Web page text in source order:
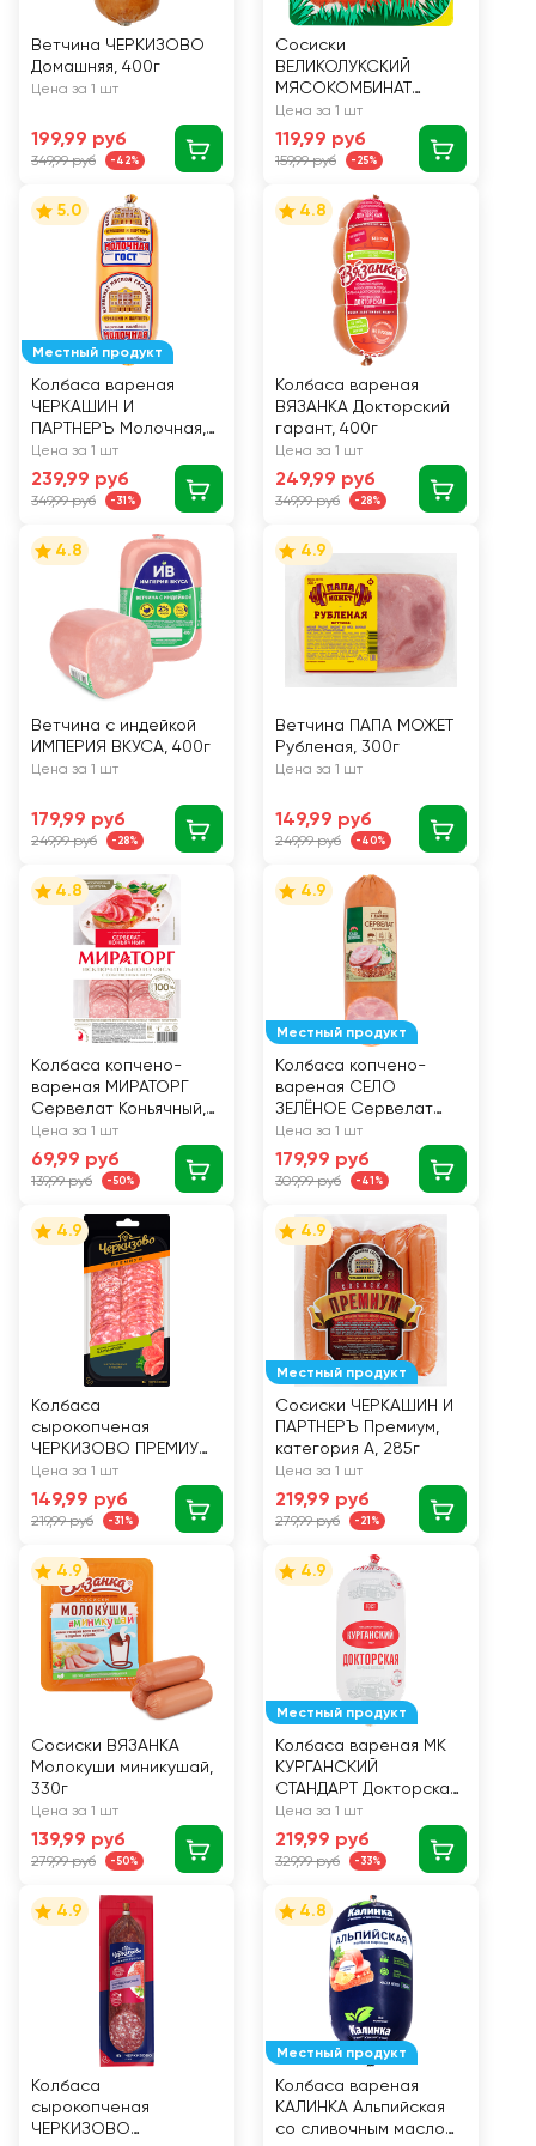
Ветчина ЧЕРКИЗОВО
Домашняя, 400г
Цена за 1 шт
199,99 руб
349,99 руб -42%
Сосиски
ВЕЛИКОЛУКСКИЙ
МЯСОКОМБИНАТ
Детям с индейкой,
330г
Цена за 1 шт
119,99 руб
159,99 руб -25%
Местный продукт
5.0
Колбаса вареная
ЧЕРКАШИН И
ПАРТНЕРЪ Молочная,
категория Б, 350г
Цена за 1 шт
239,99 руб
349,99 руб -31%
4.8
Колбаса вареная
ВЯЗАНКА Докторский
гарант, 400г
Цена за 1 шт
249,99 руб
349,99 руб -28%
4.8
Ветчина с индейкой
ИМПЕРИЯ ВКУСА, 400г
Цена за 1 шт
179,99 руб
249,99 руб -28%
4.9
Ветчина ПАПА МОЖЕТ
Рубленая, 300г
Цена за 1 шт
149,99 руб
249,99 руб -40%
4.8
Колбаса копчено-
вареная МИРАТОРГ
Сервелат Коньячный,
нарезка, 100г
Цена за 1 шт
69,99 руб
139,99 руб -50%
Местный продукт
4.9
Колбаса копчено-
вареная СЕЛО
ЗЕЛЁНОЕ Сервелат
Рубленый с дымком,
300г
Цена за 1 шт
179,99 руб
309,99 руб -41%
4.9
Колбаса
сырокопченая
ЧЕРКИЗОВО ПРЕМИУМ
Сальчичон, нарезка,
100г
Цена за 1 шт
149,99 руб
219,99 руб -31%
Местный продукт
4.9
Сосиски ЧЕРКАШИН И
ПАРТНЕРЪ Премиум,
категория А, 285г
Цена за 1 шт
219,99 руб
279,99 руб -21%
4.9
Сосиски ВЯЗАНКА
Молокуши миникушай,
330г
Цена за 1 шт
139,99 руб
279,99 руб -50%
Местный продукт
4.9
Колбаса вареная МК
КУРГАНСКИЙ
СТАНДАРТ Докторская,
категория А, ГОСТ,
500г
Цена за 1 шт
219,99 руб
329,99 руб -33%
4.9
Колбаса
сырокопченая
ЧЕРКИЗОВО
Местный продукт
4.8
Колбаса вареная
КАЛИНКА Альпийская
со сливочным маслом,